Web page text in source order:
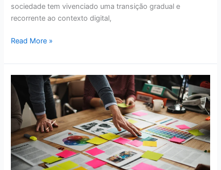
sociedade tem vivenciado uma transição gradual e
recorrente ao contexto digital,
Read More »
práticas
para
melhorar
fluxo
de
trabalho